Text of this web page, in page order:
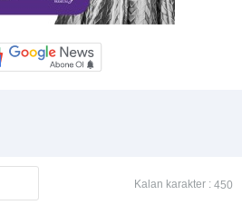
Kalan karakter : 450